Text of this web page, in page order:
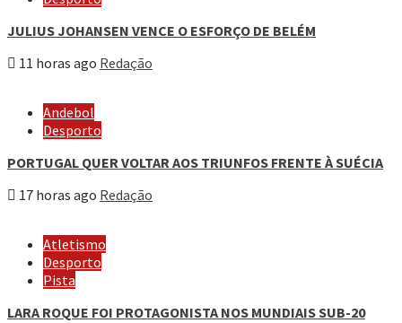
JULIUS JOHANSEN VENCE O ESFORÇO DE BELÉM
11 horas ago Redação
Andebol
Desporto
PORTUGAL QUER VOLTAR AOS TRIUNFOS FRENTE À SUÉCIA
17 horas ago Redação
Atletismo
Desporto
Pista
LARA ROQUE FOI PROTAGONISTA NOS MUNDIAIS SUB-20